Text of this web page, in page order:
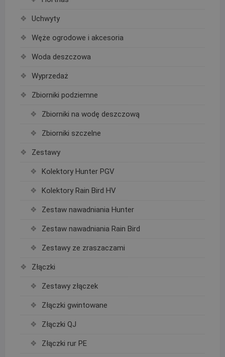
Uchwyty
Węże ogrodowe i akcesoria
Woda deszczowa
Wyprzedaż
Zbiorniki podziemne
Zbiorniki na wodę deszczową
Zbiorniki szczelne
Zestawy
Kolektory Hunter PGV
Kolektory Rain Bird HV
Zestaw nawadniania Hunter
Zestaw nawadniania Rain Bird
Zestawy ze zraszaczami
Złączki
Zestawy złączek
Złączki gwintowane
Złączki QJ
Złączki rur PE